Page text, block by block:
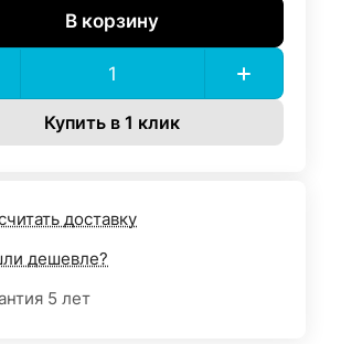
В корзину
Купить в 1 клик
доставку
дешевле?
5 лет